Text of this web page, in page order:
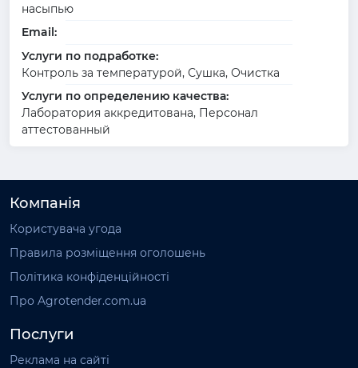
насыпью
Email:
Услуги по подработке:
Контроль за температурой, Сушка, Очистка
Услуги по определению качества:
Лаборатория аккредитована, Персонал
аттестованный
Компанія
Користувача угода
Правила розміщення оголошень
Політика конфіденційності
Про Agrotender.com.ua
Послуги
Реклама на сайті